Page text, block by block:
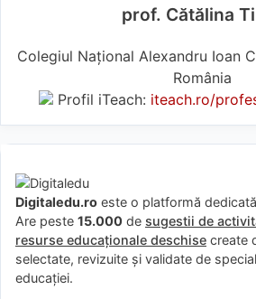
prof. Cătălina
Colegiul Național Alexandru Ioan
România
Profil iTeach: iteach.ro/
Digitaledu.ro este o platformă
Are peste 15.000 de sugestii de
resurse educaționale deschise create
selectate, revizuite și validate de
educației.